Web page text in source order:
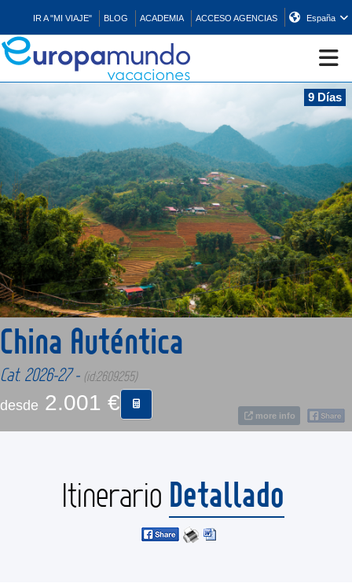
IR A "MI VIAJE" BLOG ACADEMIA ACCESO AGENCIAS España
EUROPA
ASIA
ORIENTE
PROMOCIONES
COMPRAR
CONTACTO
9 Días
more info
China Auténtica
Cat. 2026-27 - (id:2609255)
desde 2.001 €
Itinerario Detallado